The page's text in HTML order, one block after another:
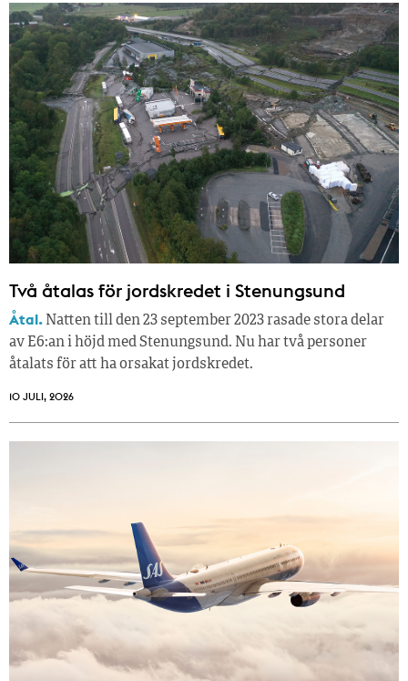
Två åtalas för jordskredet i Stenungsund
Åtal. Natten till den 23 september 2023 rasade stora delar
av E6:an i höjd med Stenungsund. Nu har två personer
åtalats för att ha orsakat jordskredet.
10 JULI, 2026